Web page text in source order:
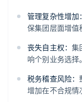
管理复杂性增加：
保集团层面增值
丧失自主权：集
响个别业务选择。
税务稽查风险：
增加在不合规情